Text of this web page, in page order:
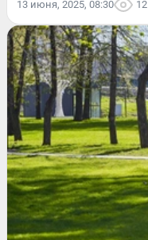
13 июня, 2025, 08:30